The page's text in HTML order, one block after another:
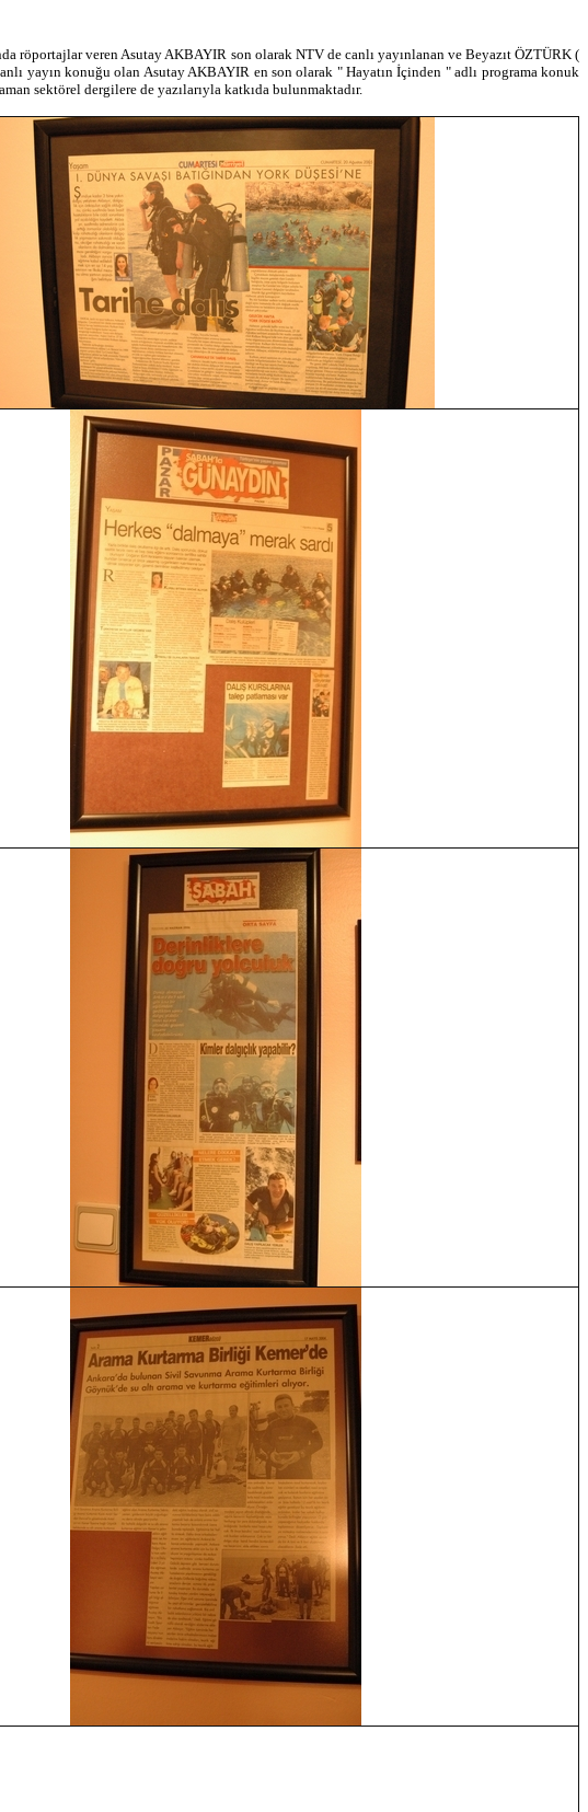
röportajlar veren Asutay AKBAYIR son olarak NTV de canlı yayınlanan ve Beyazıt ÖZTÜRK (
yayın konuğu olan Asutay AKBAYIR en son olarak " Hayatın İçinden " adlı programa konuk
sektörel dergilere de yazılarıyla katkıda bulunmaktadır.